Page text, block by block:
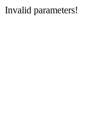
Invalid parameters!